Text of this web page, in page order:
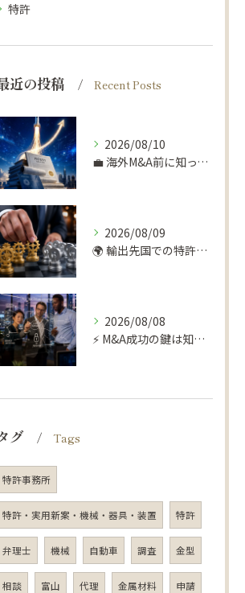
特許
近の投稿 Recent Posts
2026/08/10
💼 海外M&A前に知っておくべき知財の落とし穴 ⚠️
2026/08/09
🌍 輸出先国での特許トラブル、回避できます！🛡️
2026/08/08
⚡️ M&A成功の鍵は知財デューデリにあり！📊
グ Tags
特許事務所
特許・実用新案・機械・器具・装置 特許
弁理士 機械 自動車 調査 金型
相談 富山 代理 金属材料 申請